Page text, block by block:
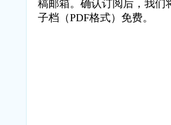
稿邮箱。确认订阅后，我们
子档（PDF格式）免费。